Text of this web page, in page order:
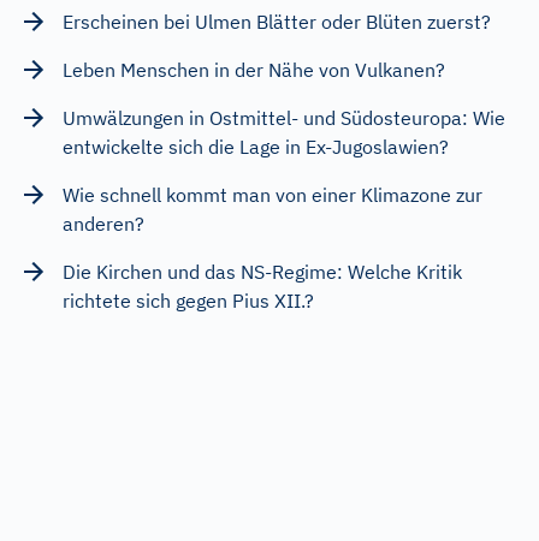
Erscheinen bei Ulmen Blätter oder Blüten zuerst?
Leben Menschen in der Nähe von Vulkanen?
Umwälzungen in Ostmittel- und Südosteuropa: Wie
entwickelte sich die Lage in Ex-Jugoslawien?
Wie schnell kommt man von einer Klimazone zur
anderen?
Die Kirchen und das NS-Regime: Welche Kritik
richtete sich gegen Pius XII.?